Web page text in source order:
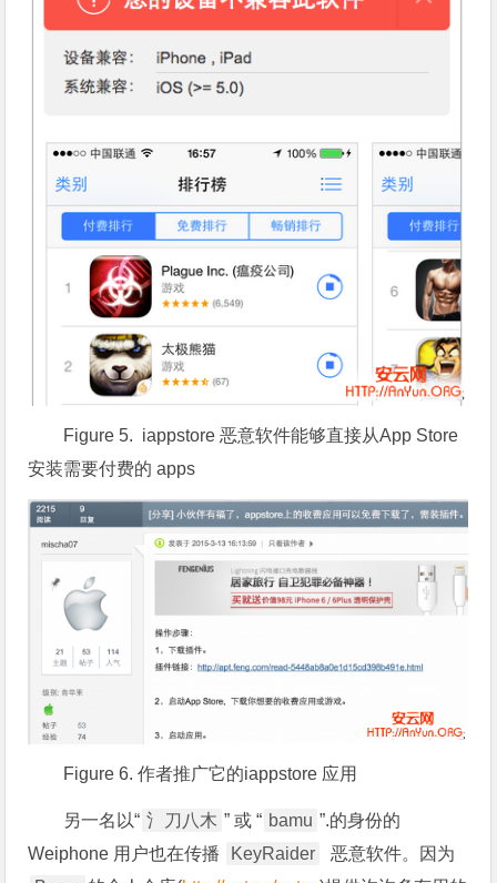
Figure 5. iappstore 恶意软件能够直接从App Store
安装需要付费的 apps
Figure 6. 作者推广它的iappstore 应用
另一名以“ 氵刀八木 ” 或 “ bamu ”.的身份的
Weiphone 用户也在传播
KeyRaider
恶意软件。因为